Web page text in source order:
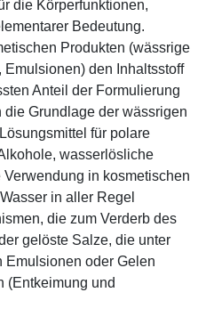
die Körperfunktionen,
Bedeutung.
Produkten (wässrige
den Inhaltsstoff
Anteil der Formulierung
Grundlage der wässrigen
für polare
wasserlösliche
in kosmetischen
in aller Regel
die zum Verderb des
gelöste Salze, die unter
Emulsionen oder Gelen
(Entkeimung und